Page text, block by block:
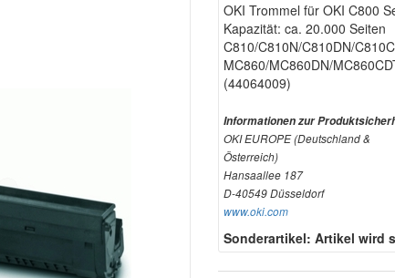
OKI Trommel für OKI C800
Kapazität: ca. 20.000 Seiten
C810/C810N/C810DN/
MC860/MC860DN/
(44064009)
Informationen zur
OKI EUROPE (Deutschland &
Österreich)
Hansaallee 187
D-40549 Düsseldorf
www.oki.com
Sonderartikel: Artikel wird